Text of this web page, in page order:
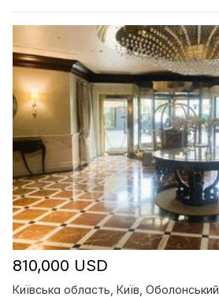
810,000 USD
Київська область, Київ, Оболонський